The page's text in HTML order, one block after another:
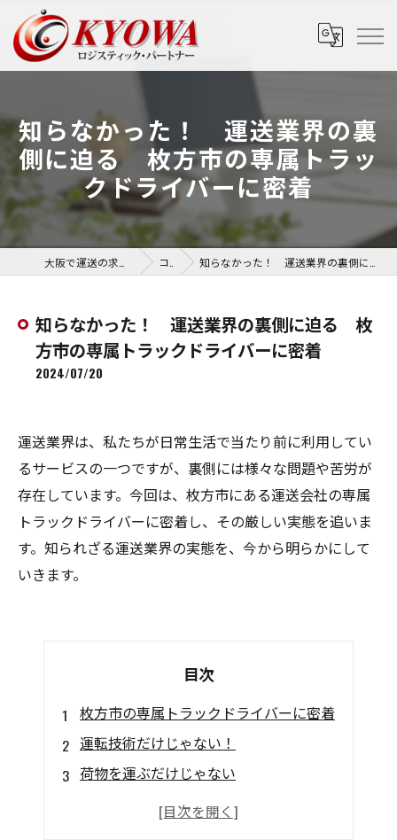
知らなかった！ 運送業界の裏
側に迫る 枚方市の専属トラッ
クドライバーに密着
コラム 知らなかった！ 運送業界の裏側に迫る 枚方市の専属トラックドライバーに密着
知らなかった！ 運送業界の裏側に迫る 枚
方市の専属トラックドライバーに密着
2024/07/20
運送業界は、私たちが日常生活で当たり前に利用してい
るサービスの一つですが、裏側には様々な問題や苦労が
存在しています。今回は、枚方市にある運送会社の専属
トラックドライバーに密着し、その厳しい実態を追いま
す。知られざる運送業界の実態を、今から明らかにして
いきます。
目次
枚方市の専属トラックドライバーに密着
運転技術だけじゃない！
荷物を運ぶだけじゃない
労働環境の厳しさ